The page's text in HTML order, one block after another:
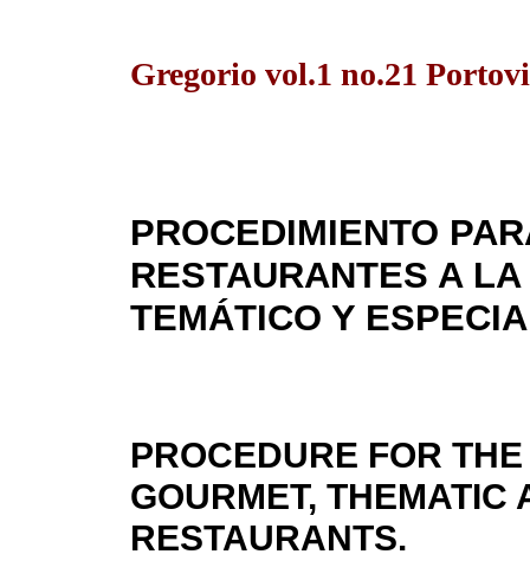
Gregorio vol.1 no.21
PROCEDIMIENTO
RESTAURANTES A
TEMÁTICO Y
PROCEDURE FOR
GOURMET, THEMATIC
RESTAURANTS.